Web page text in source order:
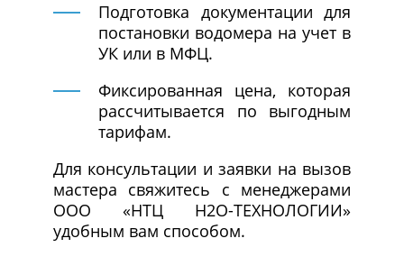
Подготовка документации для
постановки водомера на учет в
УК или в МФЦ.
Фиксированная цена, которая
рассчитывается по выгодным
тарифам.
Для консультации и заявки на вызов
мастера свяжитесь с менеджерами
ООО «НТЦ Н2О-ТЕХНОЛОГИИ»
удобным вам способом.